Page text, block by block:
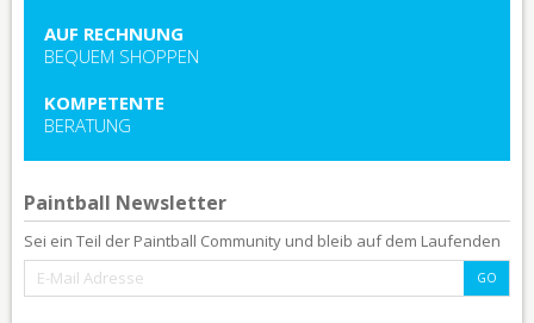
AUF RECHNUNG
BEQUEM SHOPPEN
KOMPETENTE
BERATUNG
Paintball Newsletter
Sei ein Teil der Paintball Community und bleib auf dem Laufenden